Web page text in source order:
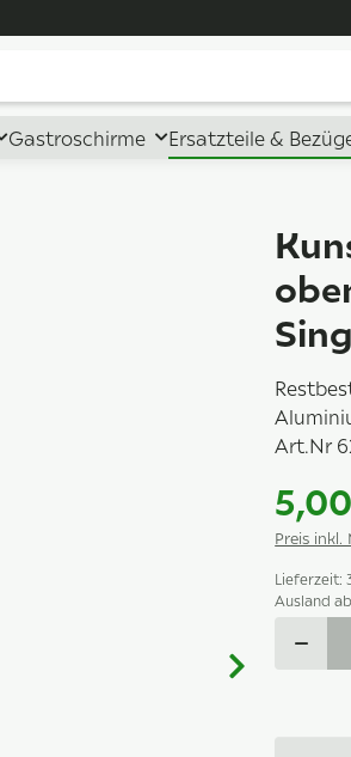
Gastroschirme Ersatzteile &
Art.Nr
Preis inkl.
Lieferzeit:
Ausland